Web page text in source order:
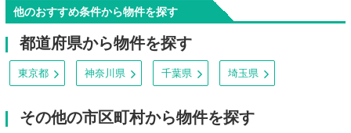
他のおすすめ条件から物件を探す
都道府県から物件を探す
東京都 神奈川県 千葉県 埼玉県
その他の市区町村から物件を探す